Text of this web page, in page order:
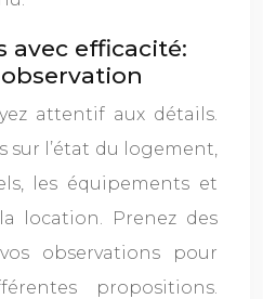
avec efficacité:
attentif aux détails.
sur l’état du logement,
les équipements et
location. Prenez des
observations pour
propositions.